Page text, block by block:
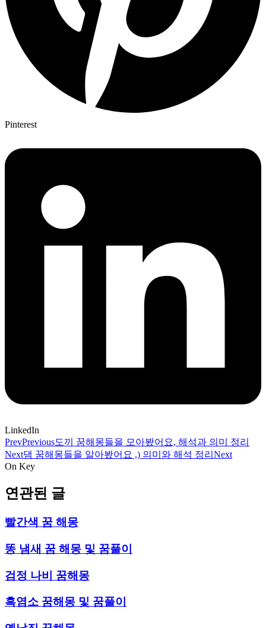
Pinterest
LinkedIn
PrevPrevious도끼 꿈해몽들을 모아봤어요, 해석과 의미 정리
Next댐 꿈해몽들을 알아봤어요 ,) 의미와 해석 정리 Next
On Key
연관된 글
빨간색 꿈 해몽
똥 냄새 꿈 해몽 및 꿈풀이
검정 나비 꿈해몽
흑염소 꿈해몽 및 꿈풀이